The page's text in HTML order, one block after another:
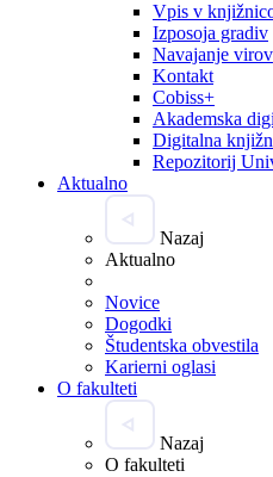
Vpis v
Izposoja gradiv
Navajanje virov
Kontakt
Cobiss+
Akademska
Digitalna
Repozitorij
Aktualno
Nazaj
Aktualno
Novice
Dogodki
Študentska obvestila
Karierni oglasi
O fakulteti
Nazaj
O fakulteti